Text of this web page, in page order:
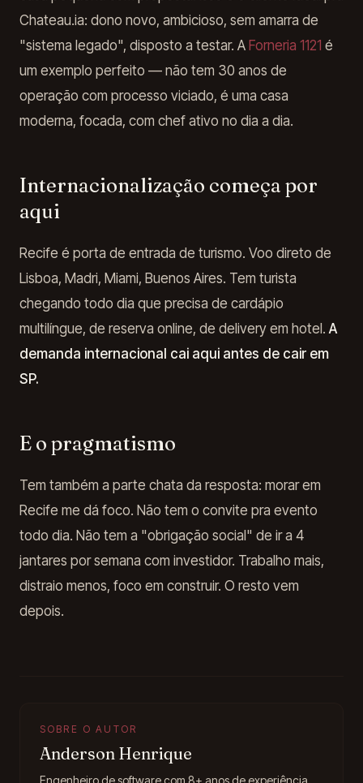
Chateau.ia: dono novo, ambicioso, sem amarra de
"sistema legado", disposto a testar. A Forneria 1121 é
um exemplo perfeito — não tem 30 anos de
operação com processo viciado, é uma casa
moderna, focada, com chef ativo no dia a dia.
Internacionalização começa por
aqui
Recife é porta de entrada de turismo. Voo direto de
Lisboa, Madri, Miami, Buenos Aires. Tem turista
chegando todo dia que precisa de cardápio
multilíngue, de reserva online, de delivery em hotel.A
demanda internacional cai aqui antes de cair em
SP.
E o pragmatismo
Tem também a parte chata da resposta: morar em
Recife me dá foco. Não tem o convite pra evento
todo dia. Não tem a "obrigação social" de ir a 4
jantares por semana com investidor. Trabalho mais,
distraio menos, foco em construir. O resto vem
depois.
SOBRE O AUTOR
Anderson Henrique
Engenheiro de software com 8+ anos de experiência.